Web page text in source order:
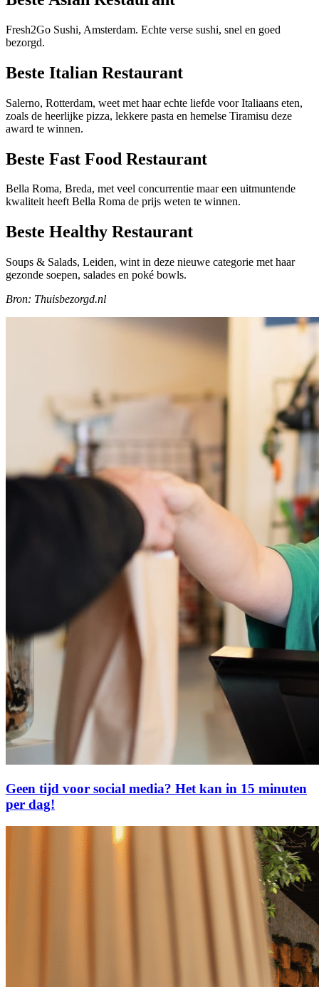
Fresh2Go Sushi, Amsterdam. Echte verse sushi, snel en goed
bezorgd.
Beste Italian Restaurant
Salerno, Rotterdam, weet met haar echte liefde voor Italiaans eten,
zoals de heerlijke pizza, lekkere pasta en hemelse Tiramisu deze
award te winnen.
Beste Fast Food Restaurant
Bella Roma, Breda, met veel concurrentie maar een uitmuntende
kwaliteit heeft Bella Roma de prijs weten te winnen.
Beste Healthy Restaurant
Soups & Salads, Leiden, wint in deze nieuwe categorie met haar
gezonde soepen, salades en poké bowls.
Bron: Thuisbezorgd.nl
Geen tijd voor social media? Het kan in 15 minuten
per dag!